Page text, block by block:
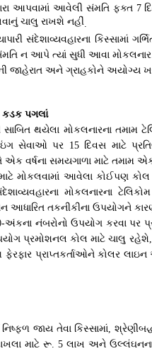
આપવામાં આવેલી સંમતિ ફક્ત 7
ચાલુ રાખશે નહીં.
સંદેશાવ્યવહારના કિસ્સામાં
ન આપે ત્યાં સુધી આવા મોકલનાર
જાહેરાત અને ગ્રાહકોને અયોગ્ય
કડક પગલાં
થયેલા મોકલનારના તમામ
સેવાઓ પર 15 દિવસ માટે
એક વર્ષના સમયગાળા માટે તમામ
માટે મોકલવામાં આવેલા કોઈપણ
મોકલનારના
આધારિત તકનીકીના ઉપયોગને
અંકના નંબરોનો ઉપયોગ કરવા પર
પ્રમોશનલ કોલ માટે ચાલુ રહેશે,
પ્રાપ્તકર્તાઓને કોલર
જાય તેવા કિસ્સામાં,
માટે રૂ. 5લાખ અને ઉલ્લંઘનના